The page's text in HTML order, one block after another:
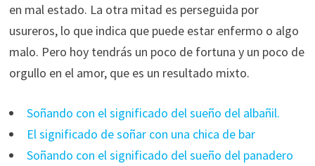
en mal estado. La otra mitad es perseguida por
usureros, lo que indica que puede estar enfermo o algo
malo. Pero hoy tendrás un poco de fortuna y un poco de
orgullo en el amor, que es un resultado mixto.
Soñando con el significado del sueño del albañil.
El significado de soñar con una chica de bar
Soñando con el significado del sueño del panadero